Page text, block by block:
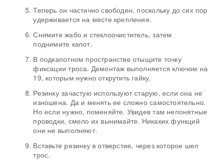
Теперь он частично свободен, поскольку до сих пор
удерживается на месте крепления.
Снимите жабо и стеклоочиститель, затем
поднимите капот.
В подкапотном пространстве отыщите точку
фиксации троса. Демонтаж выполняется ключом на
19, которым нужно открутить гайку.
Резинку зачастую используют старую, если она не
изношена. Да и менять ее сложно самостоятельно.
Но если нужно, поменяйте. Увидев там непонятные
проводки, смело их вынимайте. Никаких функций
они не выполняют.
Вставьте резинку в отверстие, через которое шел
трос.